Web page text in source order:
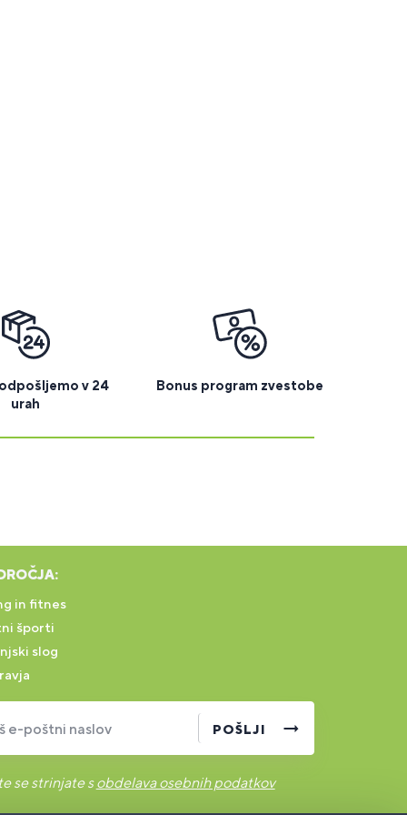
v 24
urah
Bonus program zvestobe
in fitnes
športi
slog
e-poštni naslov POŠLJI
se strinjate sobdelava osebnih podatkov